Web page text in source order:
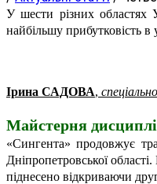
У шести різних областях
найбільшу прибутковість в
Ірина САДОВА,
Майстерня
«Сингента» продовжує
Дніпропетровської
піднесено відкриваючи